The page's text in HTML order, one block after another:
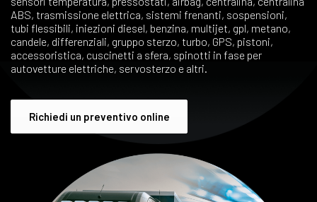
ABS, trasmissione elettrica, sistemi frenanti, sospensioni,
tubi flessibili, iniezioni diesel, benzina, multijet, gpl, metano,
candele, differenziali, gruppo sterzo, turbo, GPS, pistoni,
accessoristica, cuscinetti a sfera, spinotti in fase per
autovetture elettriche, servosterzo e altri.
Richiedi un preventivo online